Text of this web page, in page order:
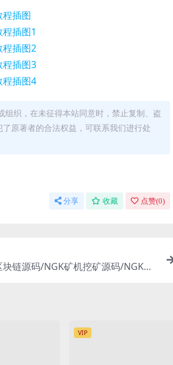
织，在未征得本站同意时，禁止复制、盗
原著者的合法权益，可联系我们进行处
分享 收藏 点赞(0)
链源码/NGK矿机挖矿源码/NGK公
VIP